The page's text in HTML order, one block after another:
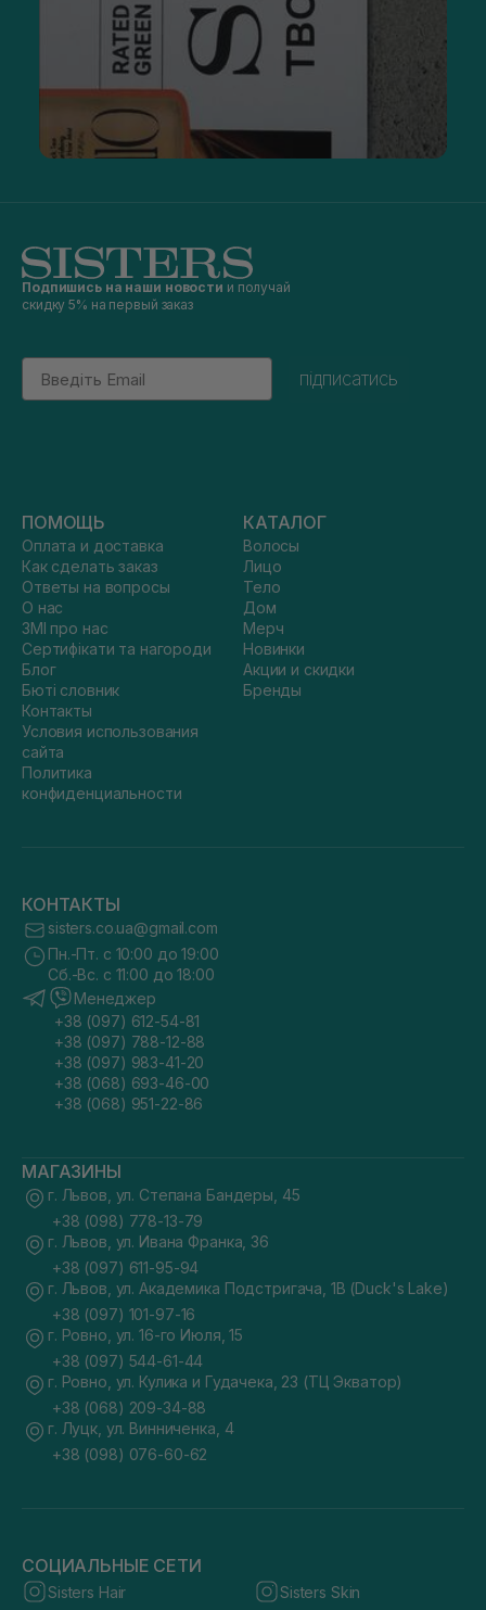
Подпишись на наши новости и получай
скидку 5% на первый заказ
Email
підписатись
ПОМОЩЬ
Оплата и доставка
Как сделать заказ
Ответы на вопросы
О нас
ЗМІ про нас
Сертифікати та нагороди
Блог
Бюті словник
Контакты
Условия использования
сайта
Политика
конфиденциальности
КАТАЛОГ
Волосы
Лицо
Тело
Дом
Мерч
Новинки
Акции и скидки
Бренды
КОНТАКТЫ
sisters.co.ua@gmail.com
Пн.-Пт. с 10:00 до 19:00
Сб.-Вс. с 11:00 до 18:00
Менеджер
+38 (097) 612-54-81
+38 (097) 788-12-88
+38 (097) 983-41-20
+38 (068) 693-46-00
+38 (068) 951-22-86
МАГАЗИНЫ
г. Львов, ул. Степана Бандеры, 45
+38 (098) 778-13-79
г. Львов, ул. Ивана Франка, 36
+38 (097) 611-95-94
г. Львов, ул. Академика Подстригача, 1В (Duck's Lake)
+38 (097) 101-97-16
г. Ровно, ул. 16-го Июля, 15
+38 (097) 544-61-44
г. Ровно, ул. Кулика и Гудачека, 23 (ТЦ Экватор)
+38 (068) 209-34-88
г. Луцк, ул. Винниченка, 4
+38 (098) 076-60-62
СОЦИАЛЬНЫЕ СЕТИ
Sisters Hair Sisters Skin